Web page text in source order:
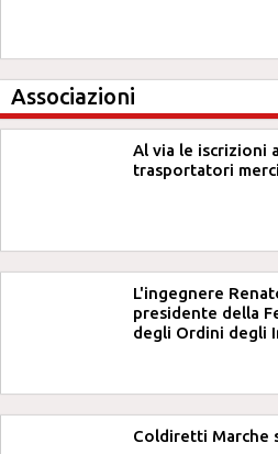
Associazioni
Al via le iscrizioni
trasportatori merci
L'ingegnere
presidente della
degli Ordini degli
Coldiretti Marche